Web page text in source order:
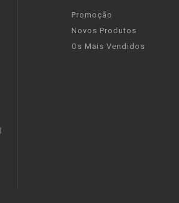
Promoção
Novos Produtos
Os Mais Vendidos